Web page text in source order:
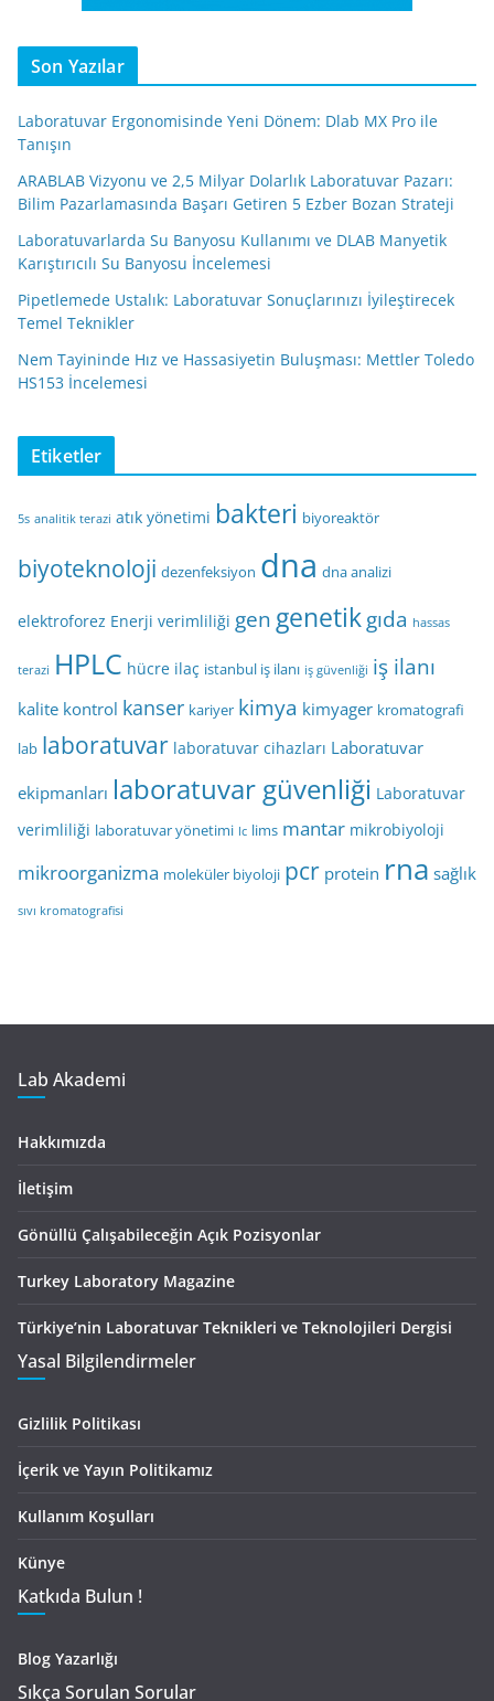
Son Yazılar
Laboratuvar Ergonomisinde Yeni Dönem: Dlab MX Pro ile
Tanışın
ARABLAB Vizyonu ve 2,5 Milyar Dolarlık Laboratuvar Pazarı:
Bilim Pazarlamasında Başarı Getiren 5 Ezber Bozan Strateji
Laboratuvarlarda Su Banyosu Kullanımı ve DLAB Manyetik
Karıştırıcılı Su Banyosu İncelemesi
Pipetlemede Ustalık: Laboratuvar Sonuçlarınızı İyileştirecek
Temel Teknikler
Nem Tayininde Hız ve Hassasiyetin Buluşması: Mettler Toledo
HS153 İncelemesi
Etiketler
5s analitik terazi atık yönetimi bakteri biyoreaktör
biyoteknoloji dezenfeksiyon dna dna analizi
elektroforez Enerji verimliliği gen genetikgıda hassas
terazi HPLC hücre ilaç istanbul iş ilanı iş güvenliği iş ilanı
kalite kontrol kanser kariyer kimya kimyager kromatografi
lab laboratuvar laboratuvar cihazları Laboratuvar
ekipmanları laboratuvar güvenliği Laboratuvar
verimliliği laboratuvar yönetimi lc lims mantar mikrobiyoloji
mikroorganizma moleküler biyoloji pcr protein rna sağlık
sıvı kromatografisi
Lab Akademi
Hakkımızda
İletişim
Gönüllü Çalışabileceğin Açık Pozisyonlar
Turkey Laboratory Magazine
Türkiye’nin Laboratuvar Teknikleri ve Teknolojileri Dergisi
Yasal Bilgilendirmeler
Gizlilik Politikası
İçerik ve Yayın Politikamız
Kullanım Koşulları
Künye
Katkıda Bulun !
Blog Yazarlığı
Sıkça Sorulan Sorular